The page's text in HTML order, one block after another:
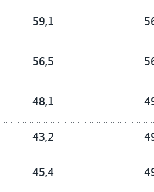
59,1
56,5
48,1
43,2
45,4